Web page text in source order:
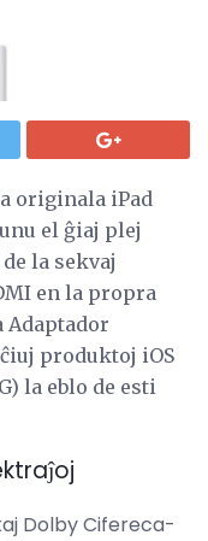
originala iPad
el ĝiaj plej
la sekvaj
en la propra
Adaptador
produktoj iOS
la eblo de esti
Dolby Cifereca-